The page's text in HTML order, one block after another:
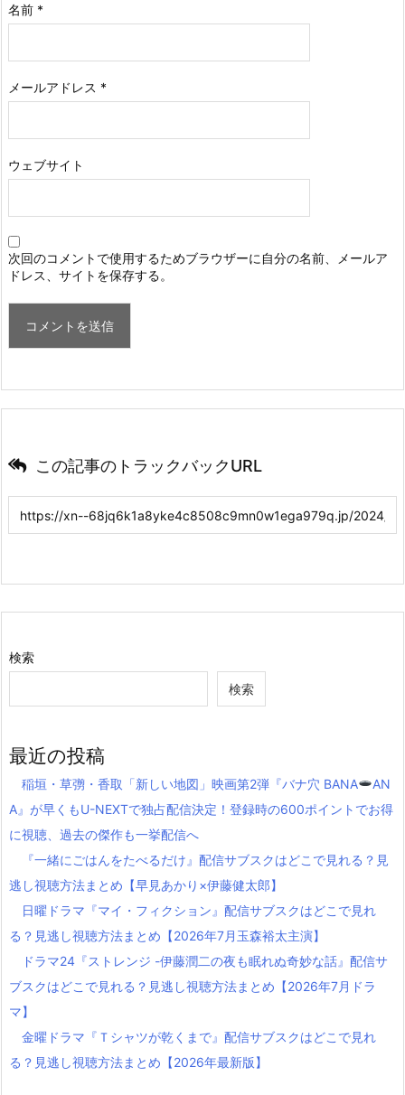
名前 *
メールアドレス *
ウェブサイト
次回のコメントで使用するためブラウザーに自分の名前、メールア
ドレス、サイトを保存する。
この記事のトラックバックURL
検索
検索
最近の投稿
稲垣・草彅・香取「新しい地図」映画第2弾『バナ穴 BANA
AN
A』が早くもU-NEXTで独占配信決定！登録時の600ポイントでお得
に視聴、過去の傑作も一挙配信へ
『一緒にごはんをたべるだけ』配信サブスクはどこで見れる？見
逃し視聴方法まとめ【早見あかり×伊藤健太郎】
日曜ドラマ『マイ・フィクション』配信サブスクはどこで見れ
る？見逃し視聴方法まとめ【2026年7月玉森裕太主演】
ドラマ24『ストレンジ -伊藤潤二の夜も眠れぬ奇妙な話』配信サ
ブスクはどこで見れる？見逃し視聴方法まとめ【2026年7月ドラ
マ】
金曜ドラマ『Ｔシャツが乾くまで』配信サブスクはどこで見れ
る？見逃し視聴方法まとめ【2026年最新版】